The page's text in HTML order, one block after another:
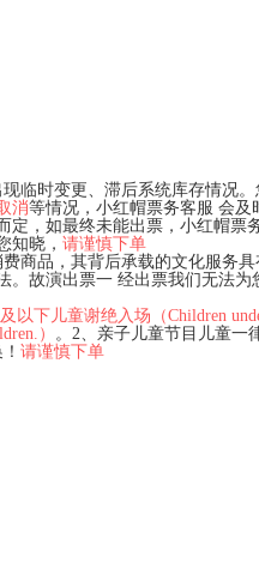
临时变更、滞后系统库存情况
消等情况，小红帽票务客服 会及
定，如最终未能出票，小红帽票
知晓， 请谨慎下单
商品，其背后承载的文化服务
。故演出票一 经出票我们无法为
以下儿童谢绝入场（Children
） 。2、亲子儿童节目儿童一
请谨慎下单